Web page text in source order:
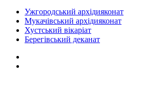
Ужгородський архідияконат
Мукачівський архідияконат
Хустський вікаріат
Берегівський деканат